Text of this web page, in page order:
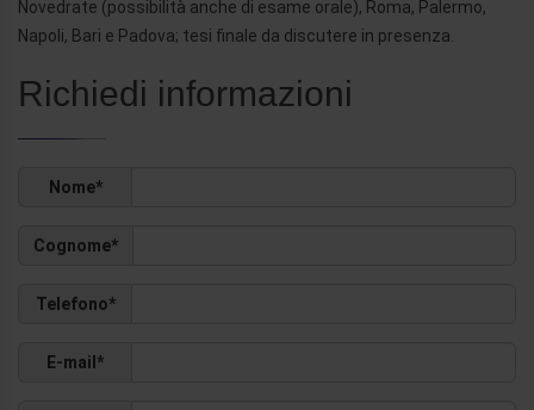
Novedrate (possibilità anche di esame orale), Roma, Palermo,
Napoli, Bari e Padova; tesi finale da discutere in presenza.
Richiedi informazioni
Nome*
Cognome*
Telefono*
E-mail*